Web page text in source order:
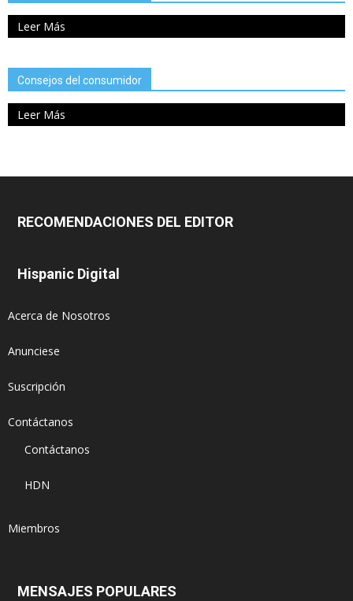
Leer Más
Consejos del consumidor
Leer Más
RECOMENDACIONES DEL EDITOR
Hispanic Digital
Acerca de Nosotros
Anunciese
Suscripción
Contáctanos
Contáctanos
HDN
Miembros
MENSAJES POPULARES